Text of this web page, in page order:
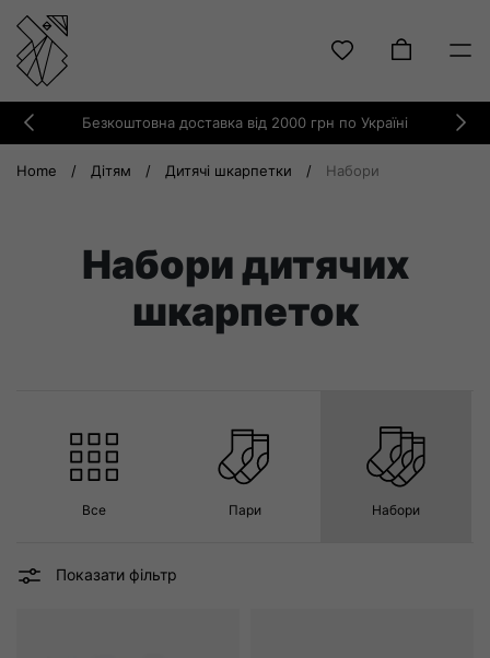
content
Безкоштовна доставка від 2000 грн по Україні
Previous
Home / Дітям / Дитячі шкарпетки / Набори
Набори дитячих
шкарпеток
Все Пари Набори